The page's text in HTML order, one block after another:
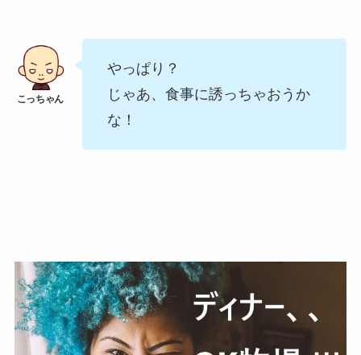
やっぱり？
じゃあ、食事に誘っちゃおうか
な！